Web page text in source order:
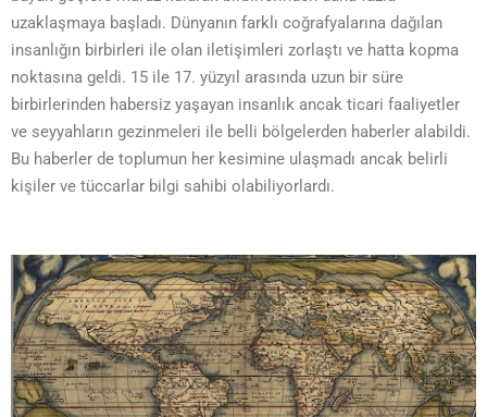
uzaklaşmaya başladı. Dünyanın farklı coğrafyalarına dağılan
insanlığın birbirleri ile olan iletişimleri zorlaştı ve hatta kopma
noktasına geldi. 15 ile 17. yüzyıl arasında uzun bir süre
birbirlerinden habersiz yaşayan insanlık ancak ticari faaliyetler
ve seyyahların gezinmeleri ile belli bölgelerden haberler alabildi.
Bu haberler de toplumun her kesimine ulaşmadı ancak belirli
kişiler ve tüccarlar bilgi sahibi olabiliyorlardı.